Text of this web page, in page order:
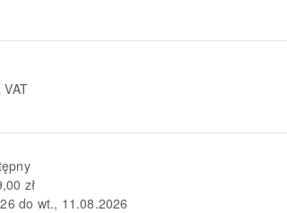
zł
do wt., 11.08.2026